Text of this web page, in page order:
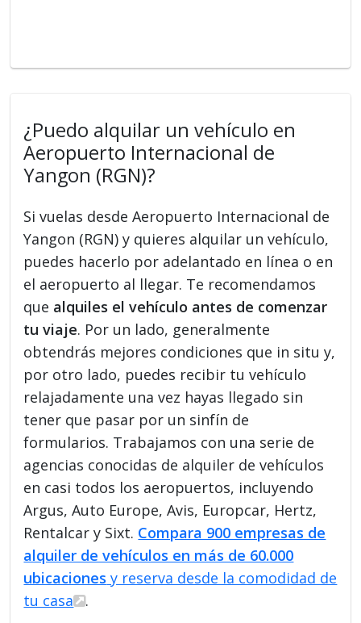
¿Puedo alquilar un vehículo en
Aeropuerto Internacional de
Yangon (RGN)?
Si vuelas desde Aeropuerto Internacional de
Yangon (RGN) y quieres alquilar un vehículo,
puedes hacerlo por adelantado en línea o en
el aeropuerto al llegar. Te recomendamos
que alquiles el vehículo antes de comenzar
tu viaje. Por un lado, generalmente
obtendrás mejores condiciones que in situ y,
por otro lado, puedes recibir tu vehículo
relajadamente una vez hayas llegado sin
tener que pasar por un sinfín de
formularios. Trabajamos con una serie de
agencias conocidas de alquiler de vehículos
en casi todos los aeropuertos, incluyendo
Argus, Auto Europe, Avis, Europcar, Hertz,
Rentalcar y Sixt. Compara 900 empresas de
alquiler de vehículos en más de 60.000
ubicaciones y reserva desde la comodidad de
tu casa
.